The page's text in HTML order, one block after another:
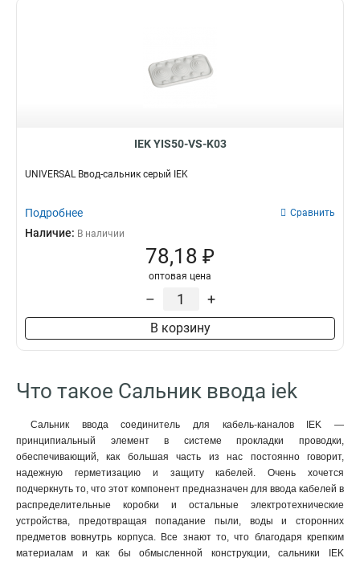
IEK YIS50-VS-K03
UNIVERSAL Ввод-сальник серый IEK
Подробнее Сравнить
Наличие: В наличии
78,18 ₽
оптовая цена
– +
В корзину
Что такое Сальник ввода iek
Сальник ввода соединитель для кабель-каналов IEK —
принципиальный элемент в системе прокладки проводки,
обеспечивающий, как большая часть из нас постоянно говорит,
надежную герметизацию и защиту кабелей. Очень хочется
подчеркнуть то, что этот компонент предназначен для ввода кабелей в
распределительные коробки и остальные электротехнические
устройства, предотвращая попадание пыли, воды и сторонних
предметов вовнутрь корпуса. Все знают то, что благодаря крепким
материалам и как бы обмысленной конструкции, сальники IEK